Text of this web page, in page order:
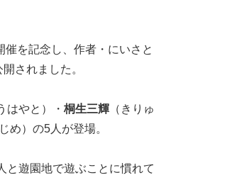
催を記念し、作者・にいさと
されました。
はやと）・ 桐生三輝 （きりゅ
め）の5人が登場。
と遊園地で遊ぶことに慣れて